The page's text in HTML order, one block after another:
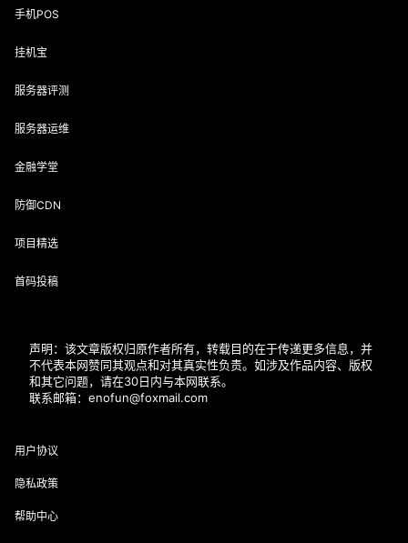
手机POS
挂机宝
服务器评测
服务器运维
金融学堂
防御CDN
项目精选
首码投稿
声明：该文章版权归原作者所有，转载目的在于传递更多信息，并
不代表本网赞同其观点和对其真实性负责。如涉及作品内容、版权
和其它问题，请在30日内与本网联系。
联系邮箱：enofun@foxmail.com
用户协议
隐私政策
帮助中心